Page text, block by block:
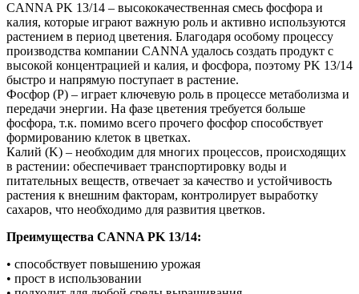
CANNA PK 13/14 – высококачественная смесь фосфора и
калия, которые играют важную роль и активно используются
растением в период цветения. Благодаря особому процессу
производства компании CANNA удалось создать продукт с
высокой концентрацией и калия, и фосфора, поэтому PK 13/14
быстро и напрямую поступает в растение.
Фосфор (P) – играет ключевую роль в процессе метаболизма и
передачи энергии. На фазе цветения требуется больше
фосфора, т.к. помимо всего прочего фосфор способствует
формированию клеток в цветках.
Калий (K) – необходим для многих процессов, происходящих
в растении: обеспечивает транспортировку воды и
питательных веществ, отвечает за качество и устойчивость
растения к внешним факторам, контролирует выработку
сахаров, что необходимо для развития цветков.
Преимущества CANNA PK 13/14:
• способствует повышению урожая
• прост в использовании